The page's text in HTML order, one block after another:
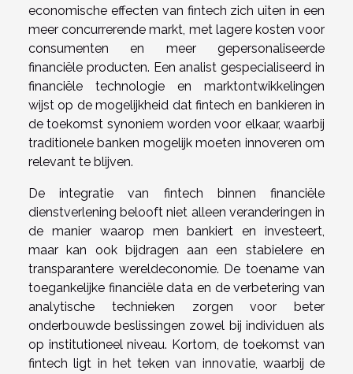
economische effecten van fintech zich uiten in een
meer concurrerende markt, met lagere kosten voor
consumenten en meer gepersonaliseerde
financiële producten. Een analist gespecialiseerd in
financiële technologie en marktontwikkelingen
wijst op de mogelijkheid dat fintech en bankieren in
de toekomst synoniem worden voor elkaar, waarbij
traditionele banken mogelijk moeten innoveren om
relevant te blijven.
De integratie van fintech binnen financiële
dienstverlening belooft niet alleen veranderingen in
de manier waarop men bankiert en investeert,
maar kan ook bijdragen aan een stabielere en
transparantere wereldeconomie. De toename van
toegankelijke financiële data en de verbetering van
analytische technieken zorgen voor beter
onderbouwde beslissingen zowel bij individuen als
op institutioneel niveau. Kortom, de toekomst van
fintech ligt in het teken van innovatie, waarbij de